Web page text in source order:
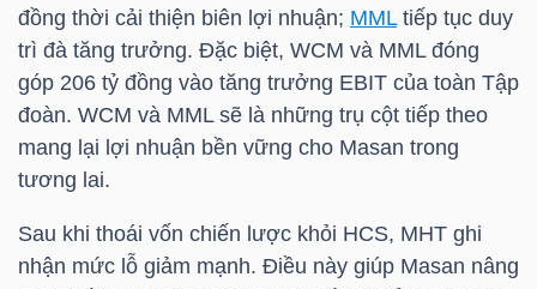
đồng thời cải thiện biên lợi nhuận; MMLtiếp tục duy
trì đà tăng trưởng. Đặc biệt, WCM và MMLđóng
góp 206 tỷ đồng vào tăng trưởng EBIT của toàn Tập
đoàn. WCM và MMLsẽ là những trụ cột tiếp theo
mang lại lợi nhuận bền vững cho Masan trong
tương lai.
Sau khi thoái vốn chiến lược khỏi HCS, MHT ghi
nhận mức lỗ giảm mạnh. Điều này giúp Masan nâng
TÀI
CHÍNH
CÁ
NHÂN
PHÂN